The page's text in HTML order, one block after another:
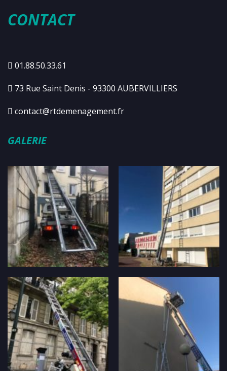
CONTACT
01.88.50.33.61
73 Rue Saint Denis - 93300 AUBERVILLIERS
contact@rtdemenagement.fr
GALERIE